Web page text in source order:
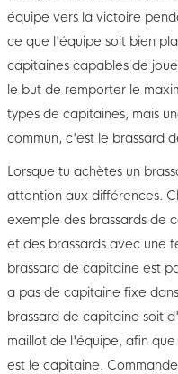
équipe vers la victoire
ce que l'équipe soit bien
capitaines capables de
le but de remporter le
types de capitaines, mais
commun, c'est le brassard
Lorsque tu achètes un
attention aux différences.
exemple des brassards de
et des brassards avec une
brassard de capitaine est
a pas de capitaine fixe
brassard de capitaine soit
maillot de l'équipe, afin
est le capitaine.